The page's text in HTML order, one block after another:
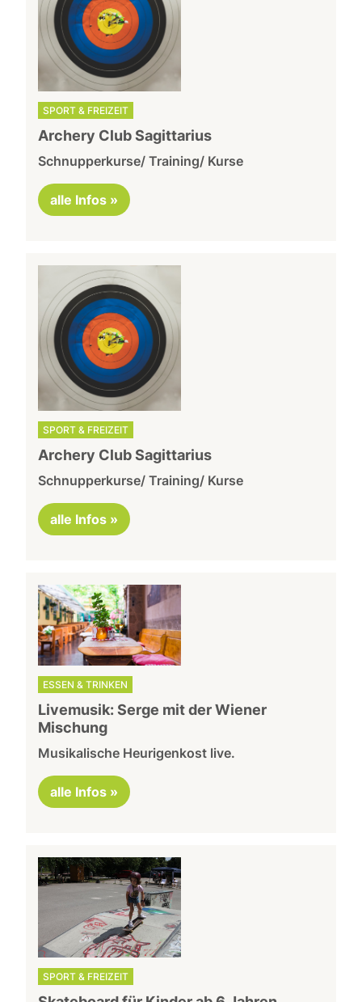
SPORT & FREIZEIT
Archery Club Sagittarius
Schnupperkurse/ Training/ Kurse
alle Infos »
SPORT & FREIZEIT
Archery Club Sagittarius
Schnupperkurse/ Training/ Kurse
alle Infos »
ESSEN & TRINKEN
Livemusik: Serge mit der Wiener
Mischung
Musikalische Heurigenkost live.
alle Infos »
SPORT & FREIZEIT